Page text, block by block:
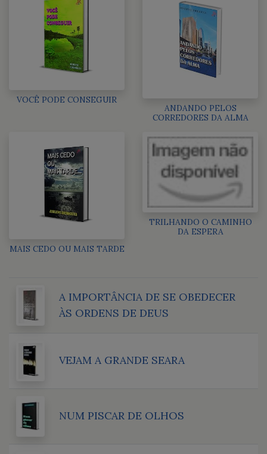
VOCÊ PODE CONSEGUIR
ANDANDO PELOS
CORREDORES DA ALMA
MAIS CEDO OU MAIS TARDE
TRILHANDO O CAMINHO
DA ESPERA
A IMPORTÂNCIA DE SE OBEDECER
ÀS ORDENS DE DEUS
VEJAM A GRANDE SEARA
NUM PISCAR DE OLHOS